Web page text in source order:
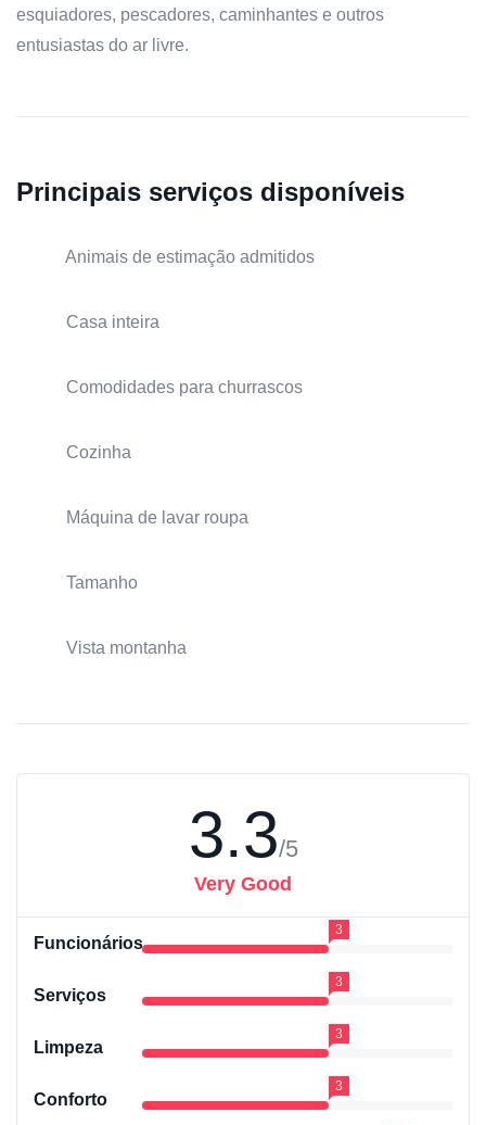
esquiadores, pescadores, caminhantes e outros
entusiastas do ar livre.
Principais serviços disponíveis
Animais de estimação admitidos
Casa inteira
Comodidades para churrascos
Cozinha
Máquina de lavar roupa
Tamanho
Vista montanha
3.3/5
Very Good
Funcionários
3
Serviços
3
Limpeza
3
Conforto
3